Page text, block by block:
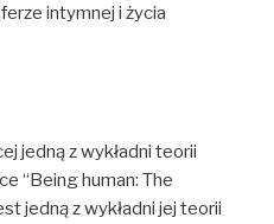
intymnej i życia
jedną z wykładni teorii
“Being human: The
jedną z wykładni jej teorii